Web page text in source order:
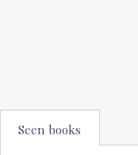
Seen books